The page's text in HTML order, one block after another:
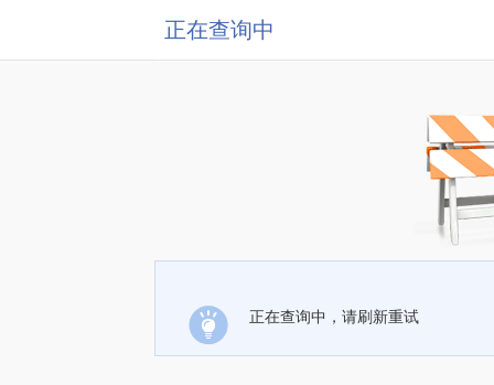
正在查询中
正在查询中，请刷新重试